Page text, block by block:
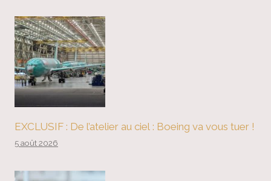
EXCLUSIF : De l’atelier au ciel : Boeing va vous tuer !
5 août 2026